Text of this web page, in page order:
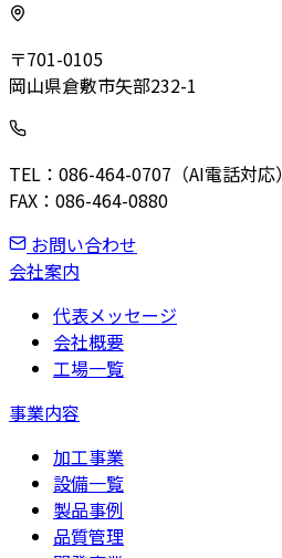
〒701-0105
岡山県倉敷市矢部232-1
TEL：086-464-0707（AI電話対応）
FAX：086-464-0880
お問い合わせ
会社案内
代表メッセージ
会社概要
工場一覧
事業内容
加工事業
設備一覧
製品事例
品質管理